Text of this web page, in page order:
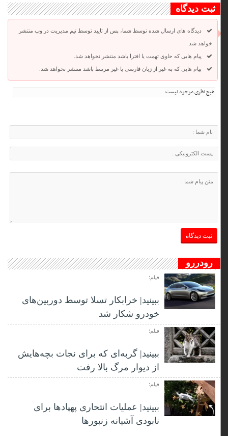
ثبت دیدگاه
دیدگاه های ارسال شده توسط شما، پس از تایید توسط تیم مدیریت در وب منتشر
خواهد شد.
پیام هایی که حاوی تهمت یا افترا باشد منتشر نخواهد شد.
پیام هایی که به غیر از زبان فارسی یا غیر مرتبط باشد منتشر نخواهد شد.
هیچ نظری موجود نیست
رودررو
فیلم؛
ببینید| خرابکار تسلا توسط دوربین‌های
خودرو شکار شد
فیلم؛
ببینید| گربه‌ای که برای نجات بچه‌هایش
از دیوار مرگ بالا رفت
فیلم؛
ببینید| عملیات انتحاری پهپادها برای
نابودی آشیانه زنبورها